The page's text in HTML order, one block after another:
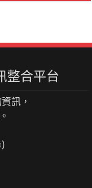
整合平台
訊，